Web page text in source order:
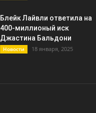
Блейк Лайвли ответила на
400-миллионый иск
Джастина Бальдони
Новости 18 января, 2025